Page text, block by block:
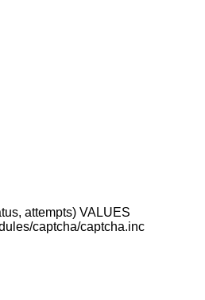
attempts) VALUES
captcha/captcha.inc